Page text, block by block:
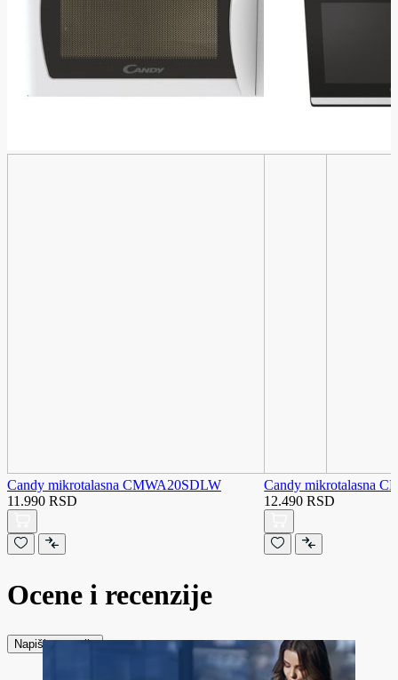
Candy mikrotalasna CMWA20SDLW
11.990 RSD
Candy mikrotalasna
12.490 RSD
Ocene i recenzije
Napiši recenziju